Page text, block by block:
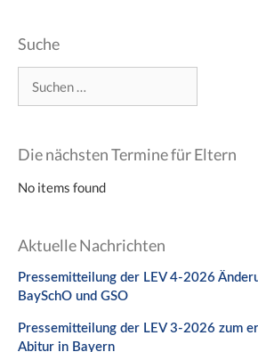
Suche
nach:
Die nächsten Termine für Eltern
No items found
Aktuelle Nachrichten
Pressemitteilung der LEV 4-2026
BaySchO und GSO
Pressemitteilung der LEV 3-2026 zum
Abitur in Bayern